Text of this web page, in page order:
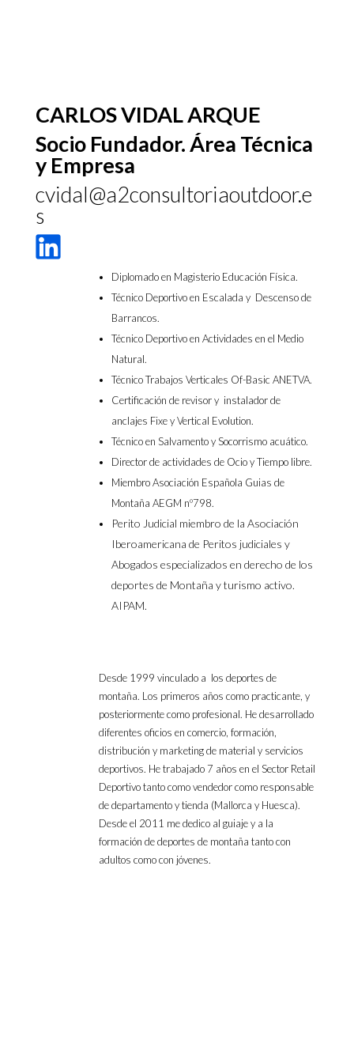
CARLOS VIDAL ARQUE
Socio Fundador. Área Técnica
y Empresa
cvidal@a2consultoriaoutdoor.e
s
Diplomado en Magisterio Educación Física.
Técnico Deportivo en Escalada y Descenso de
Barrancos.
Técnico Deportivo en Actividades en el Medio
Natural.
Técnico Trabajos Verticales Of-Basic ANETVA.
Certificación de revisor y instalador de
anclajes Fixe y Vertical Evolution.
Técnico en Salvamento y Socorrismo acuático.
Director de actividades de Ocio y Tiempo libre.
Miembro Asociación Española Guias de
Montaña AEGM nº798.
Perito Judicial miembro de la Asociación
Iberoamericana de Peritos judiciales y
Abogados especializados en derecho de los
deportes de Montaña y turismo activo.
AIPAM.
Desde 1999 vinculado a los deportes de
montaña. Los primeros años como practicante, y
posteriormente como profesional. He desarrollado
diferentes oficios en comercio, formación,
distribución y marketing de material y servicios
deportivos. He trabajado 7 años en el Sector Retail
Deportivo tanto como vendedor como responsable
de departamento y tienda (Mallorca y Huesca).
Desde el 2011 me dedico al guiaje y a la
formación de deportes de montaña tanto con
adultos como con jóvenes.